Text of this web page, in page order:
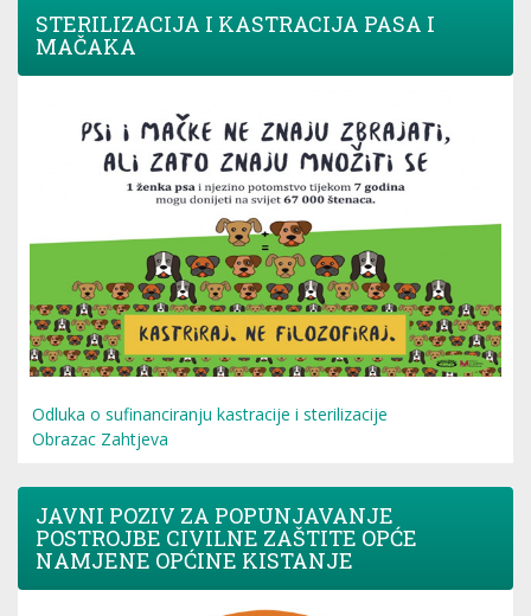
STERILIZACIJA I KASTRACIJA PASA I
MAČAKA
Odluka o sufinanciranju kastracije i sterilizacije
Obrazac Zahtjeva
JAVNI POZIV ZA POPUNJAVANJE
POSTROJBE CIVILNE ZAŠTITE OPĆE
NAMJENE OPĆINE KISTANJE